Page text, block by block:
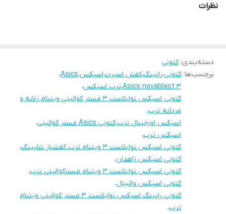
نظرات
دسته‌بندی:کتونی
برچسب‌ها :کتونی،رانینگ،کفش اسپرت،اسیکس،Asics،
Asics novablast 3،ترب اسیکس،
کتونی اسیکس نوابلاست ۳ مستر کوالیتی ویتنام زنانه و
مردانه ترب،
اسیکس اورجینال ترب،کتونی Asics مستر کوالیتی
،
اسیکس ترب،
کتونی اسیکس نوابلاست ۳ ویتنام ترب کفشباز شاپینگ
،
کتونی اسیکس زاهدان،
کتونی اسیکس نوابلاست ۳ ویتنام مسترکوالیتی ترب
،
کتونی اسیکس والیبال،
کتونی رانینگ اسیکس نوابلاست ۳ مستر کوالیتی ویتنام
ترب،